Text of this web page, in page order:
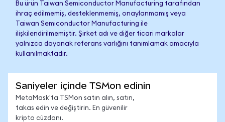
Bu ürün Taiwan Semiconductor Manufacturing tarafından
ihraç edilmemiş, desteklenmemiş, onaylanmamış veya
Taiwan Semiconductor Manufacturing ile
ilişkilendirilmemiştir. Şirket adı ve diğer ticari markalar
yalnızca dayanak referans varlığını tanımlamak amacıyla
kullanılmaktadır.
Saniyeler içinde TSMon edinin
MetaMask'ta TSMon satın alın, satın,
takas edin ve değiştirin. En güvenilir
kripto cüzdanı.